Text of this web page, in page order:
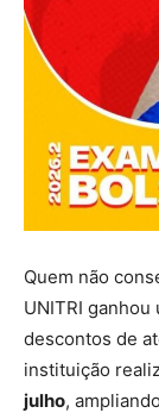
Quem não
UNITRI
descontos de
instituição
julho,